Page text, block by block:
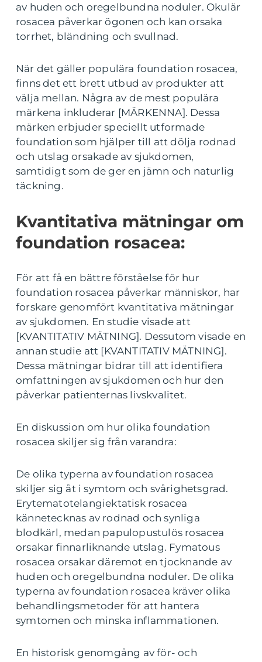
av huden och oregelbundna noduler. Okulär
rosacea påverkar ögonen och kan orsaka
torrhet, bländning och svullnad.
När det gäller populära foundation rosacea,
finns det ett brett utbud av produkter att
välja mellan. Några av de mest populära
märkena inkluderar [MÄRKENNA]. Dessa
märken erbjuder speciellt utformade
foundation som hjälper till att dölja rodnad
och utslag orsakade av sjukdomen,
samtidigt som de ger en jämn och naturlig
täckning.
Kvantitativa mätningar om
foundation rosacea:
För att få en bättre förståelse för hur
foundation rosacea påverkar människor, har
forskare genomfört kvantitativa mätningar
av sjukdomen. En studie visade att
[KVANTITATIV MÄTNING]. Dessutom visade en
annan studie att [KVANTITATIV MÄTNING].
Dessa mätningar bidrar till att identifiera
omfattningen av sjukdomen och hur den
påverkar patienternas livskvalitet.
En diskussion om hur olika foundation
rosacea skiljer sig från varandra:
De olika typerna av foundation rosacea
skiljer sig åt i symtom och svårighetsgrad.
Erytematotelangiektatisk rosacea
kännetecknas av rodnad och synliga
blodkärl, medan papulopustulös rosacea
orsakar finnarliknande utslag. Fymatous
rosacea orsakar däremot en tjocknande av
huden och oregelbundna noduler. De olika
typerna av foundation rosacea kräver olika
behandlingsmetoder för att hantera
symtomen och minska inflammationen.
En historisk genomgång av för- och